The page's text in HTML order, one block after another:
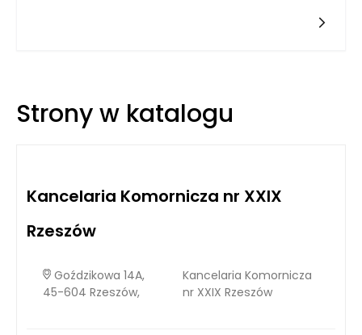
ale także zyskają szereg możliwości. Przykładem firmy, która
Strony w katalogu
Kancelaria Komornicza nr XXIX
Rzeszów
Goździkowa 14A,
45-604 Rzeszów,
Kancelaria Komornicza
nr XXIX Rzeszów